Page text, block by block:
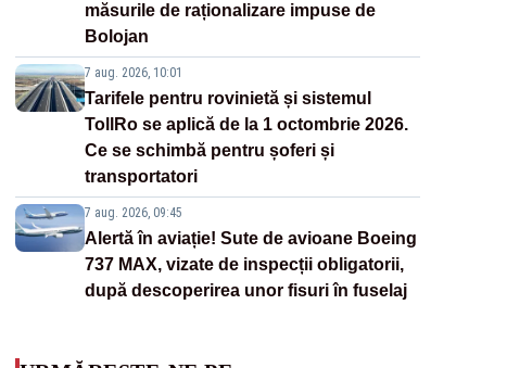
măsurile de raționalizare impuse de
Bolojan
7 aug. 2026, 10:01
Tarifele pentru rovinietă și sistemul
TollRo se aplică de la 1 octombrie 2026.
Ce se schimbă pentru șoferi și
transportatori
7 aug. 2026, 09:45
Alertă în aviație! Sute de avioane Boeing
737 MAX, vizate de inspecții obligatorii,
după descoperirea unor fisuri în fuselaj